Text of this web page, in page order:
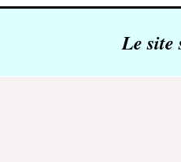
Le site